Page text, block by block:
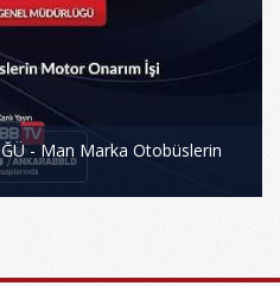
- Man Marka Otobüslerin